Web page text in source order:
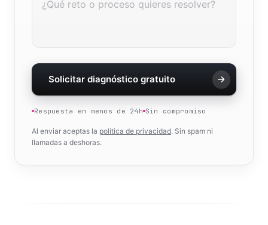
Solicitar diagnóstico gratuito
Respuesta en menos de 24h Sin compromiso
Al enviar aceptas la política de privacidad. Sin spam ni
llamadas a deshoras.